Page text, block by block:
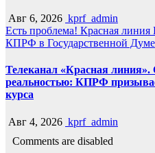
Авг 6, 2026 kprf_admin
Есть проблема! Красная линия
КПРФ в Государственной Думе
Телеканал «Красная
реальностью: КПРФ
курса
Авг 4, 2026 kprf_admin
Comments are disabled